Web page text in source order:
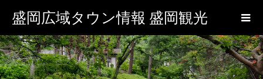
盛岡広域タウン情報 盛岡観光